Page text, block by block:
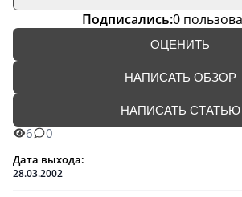
Подписались:0
ОЦЕНИТЬ
НАПИСАТЬ ОБЗОР
НАПИСАТЬ СТАТЬЮ
6 0
Дата выхода:
28.03.2002